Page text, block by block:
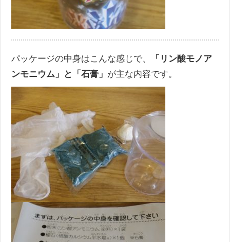
パッケージの中身はこんな感じで、
「リン酸モノア
ンモニウム」と「石膏」 が主な内容です。